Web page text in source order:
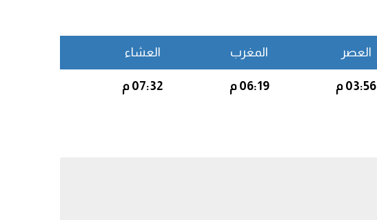
العصر المغرب العشاء
03:56 م 06:19 م 07:32 م